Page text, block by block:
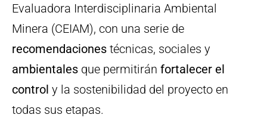
Evaluadora Interdisciplinaria Ambiental
Minera (CEIAM), con una serie de
recomendaciones técnicas, sociales y
ambientales que permitirán fortalecer el
control y la sostenibilidad del proyecto en
todas sus etapas.